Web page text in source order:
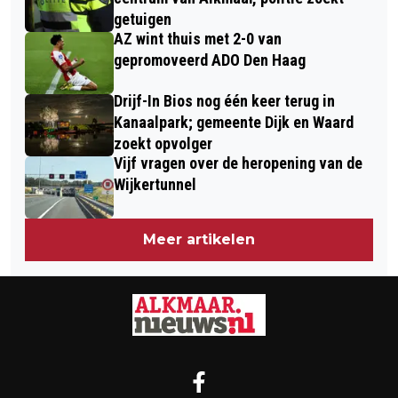
getuigen
AZ wint thuis met 2-0 van
gepromoveerd ADO Den Haag
Drijf-In Bios nog één keer terug in
Kanaalpark; gemeente Dijk en Waard
zoekt opvolger
Vijf vragen over de heropening van de
Wijkertunnel
Meer artikelen